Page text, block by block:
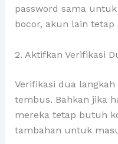
password sama
bocor, akun lain tetap
2. Aktifkan Verifikasi
Verifikasi dua
tembus. Bahkan jika
mereka tetap butuh
tambahan untuk